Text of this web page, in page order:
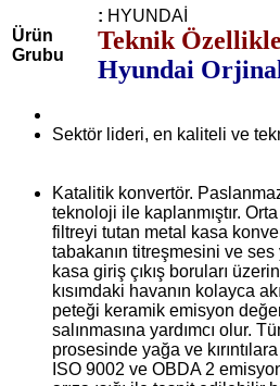
Ürün
Grubu
: HYUNDAİ
Teknik
Hyundai
Sektör lideri, en kaliteli ve
Katalitik konvertör.
teknoloji ile kaplanmıştır.
filtreyi tutan metal kasa
tabakanın titreşmesini ve ses
kasa giriş çıkış boruları
kısımdaki havanın kolayca
peteği keramik emisyon
salınmasına yardımcı olur.
prosesinde yağa ve kırıntılara
ISO 9002 ve OBDA 2